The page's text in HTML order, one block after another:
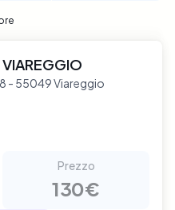
- 55049 Viareggio
Prezzo
130€